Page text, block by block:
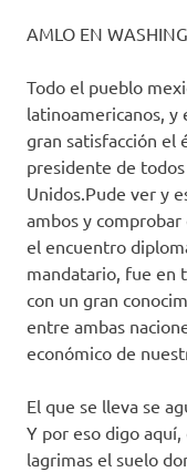
AMLO EN
Todo el pueblo
latinoamericanos, y
gran satisfacción el
presidente de
Unidos.Pude ver y
ambos y
el encuentro
mandatario, fue en
con un gran
entre ambas
económico de
El que se lleva se
Y por eso digo
lagrimas el suelo